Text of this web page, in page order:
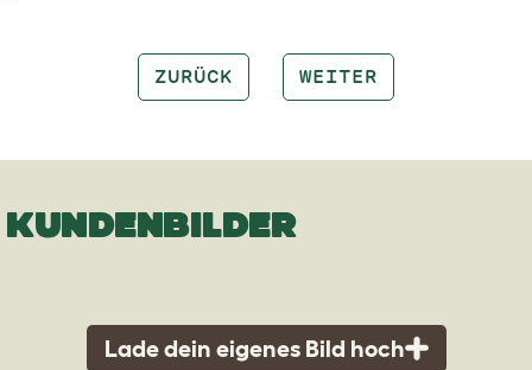
ZURÜCK WEITER
KUNDENBILDER
Lade dein eigenes Bild hoch